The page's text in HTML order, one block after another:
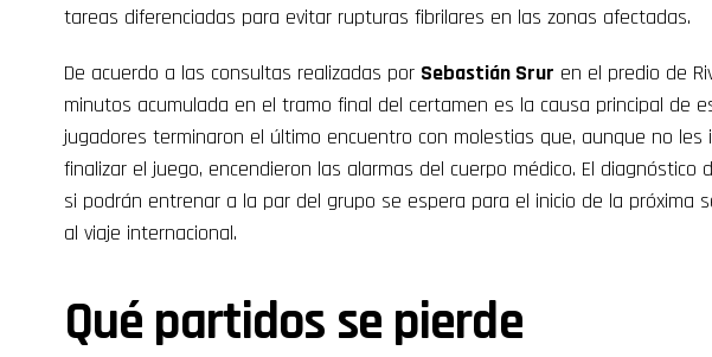
tareas diferenciadas para evitar rupturas fibrilares en las zonas afectadas.
De acuerdo a las consultas realizadas por Sebastián Srur en el predio de
minutos acumulada en el tramo final del certamen es la causa principal de
jugadores terminaron el último encuentro con molestias que, aunque no les
finalizar el juego, encendieron las alarmas del cuerpo médico. El diagnóstico
si podrán entrenar a la par del grupo se espera para el inicio de la próxima
al viaje internacional.
Qué partidos se pierde